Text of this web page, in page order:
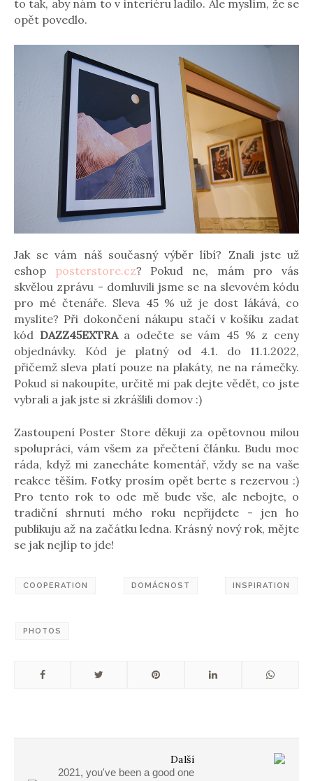
to tak, aby nám to v interiéru ladilo. Ale myslím, že se
opět povedlo.
Jak se vám náš současný výběr líbí? Znali jste už
eshop posterstore.cz? Pokud ne, mám pro vás
skvělou zprávu - domluvili jsme se na slevovém kódu
pro mé čtenáře. Sleva 45 % už je dost lákává, co
myslíte? Při dokončení nákupu stačí v košíku zadat
kód DAZZ45EXTRAa odečte se vám 45 % z ceny
objednávky. Kód je platný od 4.1. do 11.1.2022,
přičemž sleva platí pouze na plakáty, ne na rámečky.
Pokud si nakoupíte, určitě mi pak dejte vědět, co jste
vybrali a jak jste si zkrášlili domov :)
Zastoupení Poster Store děkuji za opětovnou milou
spolupráci, vám všem za přečtení článku. Budu moc
ráda, když mi zanecháte komentář, vždy se na vaše
reakce těším. Fotky prosím opět berte s rezervou :)
Pro tento rok to ode mě bude vše, ale nebojte, o
tradiční shrnutí mého roku nepřijdete - jen ho
publikuju až na začátku ledna. Krásný nový rok, mějte
se jak nejlíp to jde!
COOPERATION DOMÁCNOST INSPIRATION
PHOTOS
Další
2021, you've been a good one